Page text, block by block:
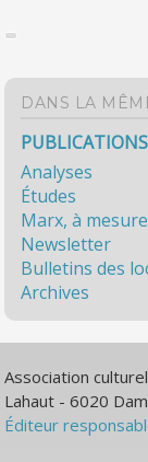
DANS LA
PUBLICATIONS
Analyses
Études
Marx, à mesure
Newsletter
Bulletins des
Archives
Association
Lahaut - 6020
Éditeur